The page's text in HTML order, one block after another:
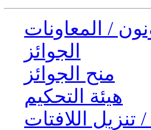
/ المعاونات
الجوائز
منح الجوائز
هيئة التحكيم
اللافتات